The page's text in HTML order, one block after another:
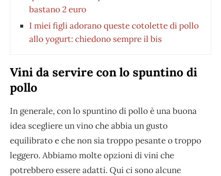
bastano 2 euro
I miei figli adorano queste cotolette di pollo
allo yogurt: chiedono sempre il bis
Vini da servire con lo spuntino di
pollo
In generale, con lo spuntino di pollo è una buona
idea scegliere un vino che abbia un gusto
equilibrato e che non sia troppo pesante o troppo
leggero. Abbiamo molte opzioni di vini che
potrebbero essere adatti. Qui ci sono alcune